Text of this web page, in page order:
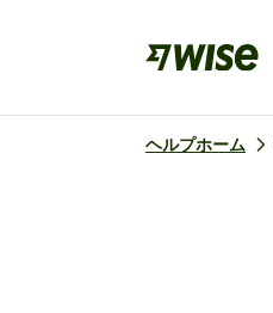
ヘルプホーム